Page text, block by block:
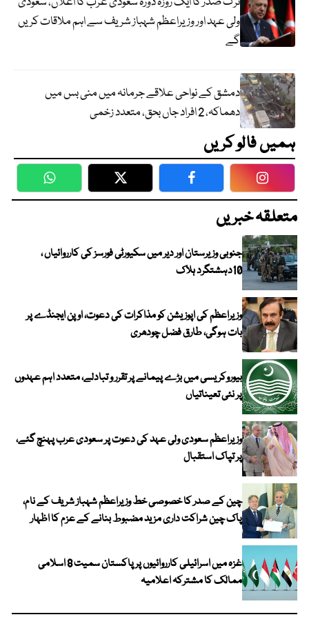
ولی عہد اور وزیراعظم شہباز شریف سے اہم ملاقات کریں
گے
دمشق کے نواحی علاقے جرمانہ میں منی بس میں
دھماکہ، 2 افراد جاں بحق، متعدد زخمی
ہمیں فالو کریں
WhatsApp Twitter Facebook
متعلقہ خبریں
جنوبی وزیرستان اور دیر میں سکیورٹی فورسز کی کارروائیاں ،
10دہشتگرد ہلاک
وزیراعظم کی اپوزیشن کو مذاکرات کی دعوت، اوپن ایجنڈے پر
بات ہوگی، طارق فضل چودھری
بیوروکریسی میں بڑے پیمانے پر تقرر و تبادلے، متعدد اہم عہدوں
پر نئی تعیناتیاں
وزیراعظم سعودی ولی عہد کی دعوت پر سعودی عرب پہنچ گئے،
پر تپاک استقبال
چین کے صدر کا خصوصی خط وزیراعظم شہباز شریف کے نام،
پاک چین شراکت داری مزید مضبوط بنانے کے عزم کا اظہار
غزہ میں اسرائیلی کارروائیوں پر پاکستان سمیت 8 اسلامی
ممالک کا مشترکہ اعلامیہ